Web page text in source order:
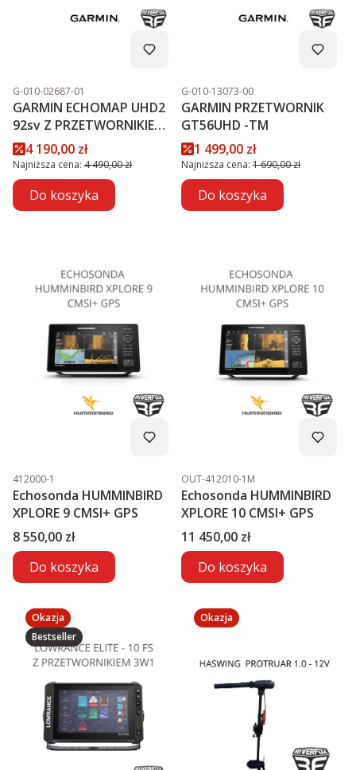
Kod produktu
G-010-02687-01
GARMIN ECHOMAP UHD2
92sv Z PRZETWORNIKIEM
GT56UHD-TM PROMOCJA
Cena promocyjna
4 190,00 zł
Najniższa cena: 4 490,00 zł
Do koszyka
Kod produktu
G-010-13073-00
GARMIN PRZETWORNIK
GT56UHD -TM
Cena promocyjna
1 499,00 zł
Najniższa cena: 1 690,00 zł
Do koszyka
Kod produktu
412000-1
Echosonda HUMMINBIRD
XPLORE 9 CMSI+ GPS
Cena
8 550,00 zł
Do koszyka
Kod produktu
OUT-412010-1M
Echosonda HUMMINBIRD
XPLORE 10 CMSI+ GPS
Cena
11 450,00 zł
Do koszyka
Okazja
Bestseller
Okazja